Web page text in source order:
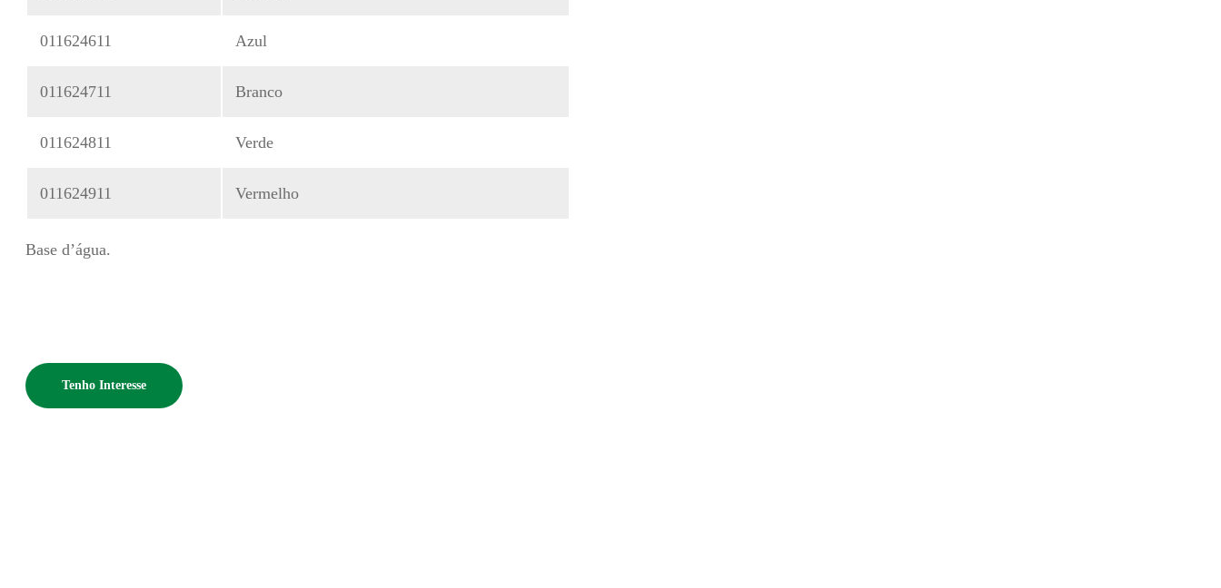
011624611 Azul
011624711 Branco
011624811 Verde
011624911 Vermelho
Base d’água.
Tenho Interesse